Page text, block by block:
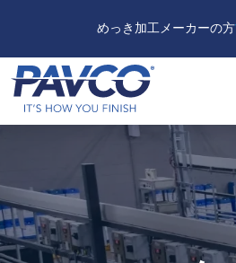
めっき加工メーカーの方